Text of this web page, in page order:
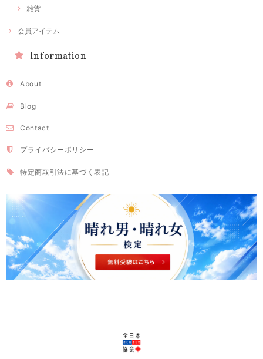
雑貨
会員アイテム
Information
About
Blog
Contact
プライバシーポリシー
特定商取引法に基づく表記